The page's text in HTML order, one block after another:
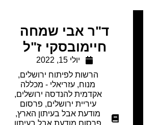
ד"ר אבי שמחה
חיימובסקי ז"ל
יולי 15, 2022
הרשות לפיתוח ירושלים,
מנוח, עזריאלי - מכללה
אקדמית להנדסה ירושלים,
עיריית ירושלים, פרסום
מודעת אבל בעיתון הארץ,